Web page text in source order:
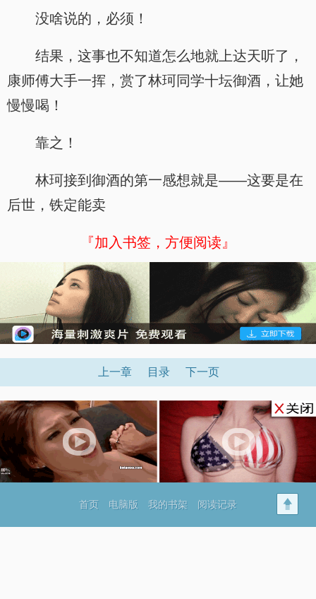
没啥说的，必须！
结果，这事也不知道怎么地就上达天听了，
康师傅大手一挥，赏了林珂同学十坛御酒，让她
慢慢喝！
靠之！
林珂接到御酒的第一感想就是——这要是在
后世，铁定能卖
『加入书签，方便阅读』
上一章 目录 下一页
首页 电脑版 我的书架 阅读记录